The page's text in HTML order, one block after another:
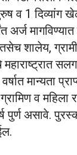
व 1 दिव्यांग
अर्ज
शालेय,
महाराष्ट्रात
मान्यता
व
पुर्ण असावे.